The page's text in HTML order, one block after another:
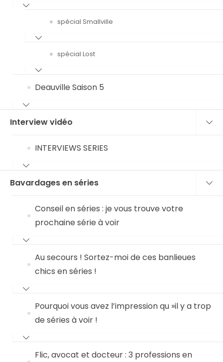
spécial Smallville
spécial Lost
Deauville Saison 5
Interview vidéo
INTERVIEWS SERIES
Bavardages en séries
Conseil en séries : je vous trouve votre
prochaine série à voir
Au secours ! Sortez-moi de ces banlieues
chics en séries !
Pourquoi vous avez l’impression qu »il y a trop
de séries à voir !
Flic, avocat et docteur : 3 professions en